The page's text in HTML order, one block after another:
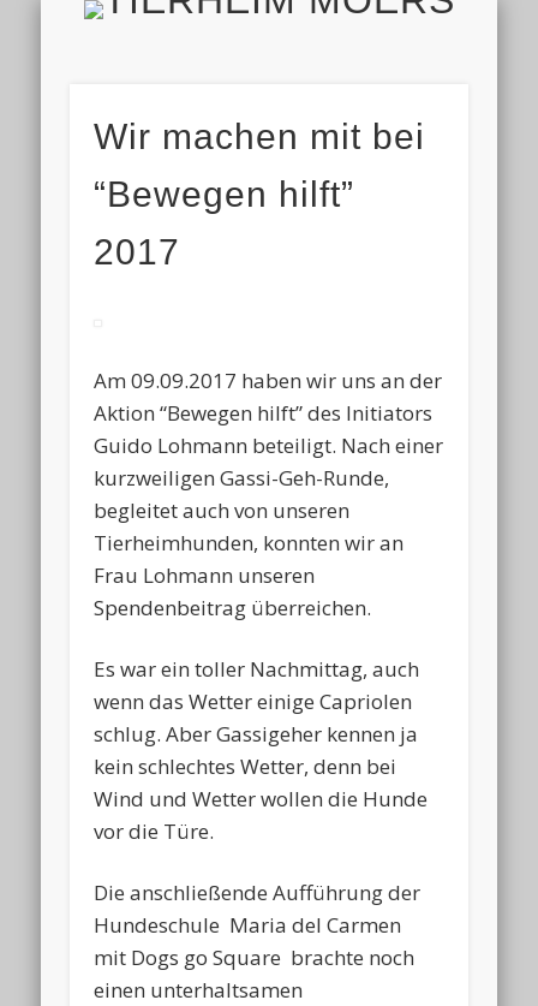
HOME
AKTUELL
ALLE TIERE
HELFEN
TIERHEIM & VEREIN
VIELEN DANK!
IMPRESSUM & DATENSCHUTZ
FINDEFIX
Wir machen mit bei
“Bewegen hilft”
2017
Am 09.09.2017 haben wir uns an der
Aktion “Bewegen hilft” des Initiators
Guido Lohmann beteiligt. Nach einer
kurzweiligen Gassi-Geh-Runde,
begleitet auch von unseren
Tierheimhunden, konnten wir an
Frau Lohmann unseren
Spendenbeitrag überreichen.
Es war ein toller Nachmittag, auch
wenn das Wetter einige Capriolen
schlug. Aber Gassigeher kennen ja
kein schlechtes Wetter, denn bei
Wind und Wetter wollen die Hunde
vor die Türe.
Die anschließende Aufführung der
Hundeschule Maria del Carmen
mit Dogs go Square brachte noch
einen unterhaltsamen